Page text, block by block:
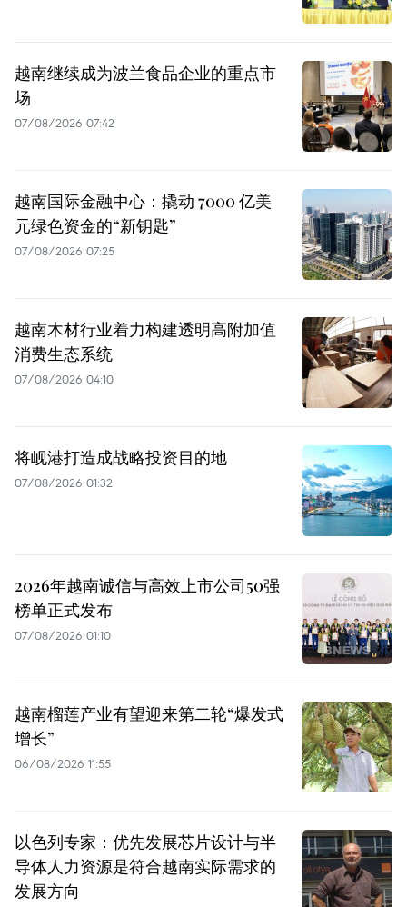
越南继续成为波兰食品企业的重点市
场
07/08/2026 07:42
越南国际金融中心：撬动 7000 亿美
元绿色资金的“新钥匙”
07/08/2026 07:25
越南木材行业着力构建透明高附加值
消费生态系统
07/08/2026 04:10
将岘港打造成战略投资目的地
07/08/2026 01:32
2026年越南诚信与高效上市公司50强
榜单正式发布
07/08/2026 01:10
越南榴莲产业有望迎来第二轮“爆发式
增长”
06/08/2026 11:55
以色列专家：优先发展芯片设计与半
导体人力资源是符合越南实际需求的
发展方向